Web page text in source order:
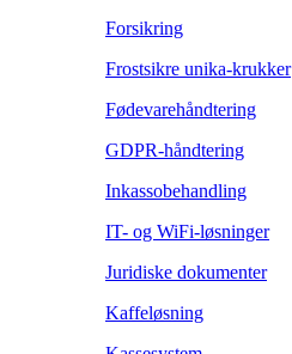
Forsikring
Frostsikre unika-krukker
Fødevarehåndtering
GDPR-håndtering
Inkassobehandling
IT- og WiFi-løsninger
Juridiske dokumenter
Kaffeløsning